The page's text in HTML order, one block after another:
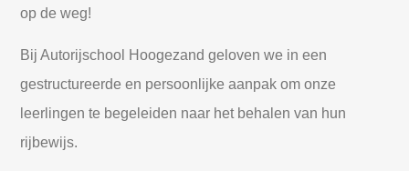
op de weg!
Bij Autorijschool Hoogezand geloven we in een
gestructureerde en persoonlijke aanpak om onze
leerlingen te begeleiden naar het behalen van hun
rijbewijs.